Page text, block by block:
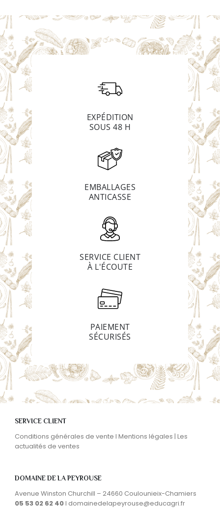
EXPÉDITION
SOUS 48 H
EMBALLAGES
ANTICASSE
SERVICE CLIENT
À L'ÉCOUTE
PAIEMENT
SÉCURISÉS
SERVICE CLIENT
Conditions générales de vente I Mentions légales | Les
actualités de ventes
DOMAINE DE LA PEYROUSE
Avenue Winston Churchill – 24660 Coulounieix-Chamiers
05 53 02 62 40I domainedelapeyrouse@educagri.fr